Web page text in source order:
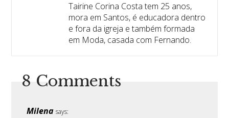
Tairine Corina Costa tem 25 anos,
mora em Santos, é educadora dentro
e fora da igreja e também formada
em Moda, casada com Fernando.
8 Comments
Milena says: